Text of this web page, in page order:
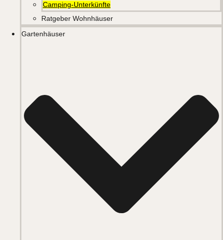
Camping-Unterkünfte
Ratgeber Wohnhäuser
Gartenhäuser